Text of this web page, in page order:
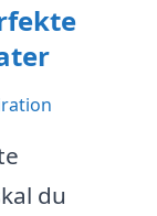
du